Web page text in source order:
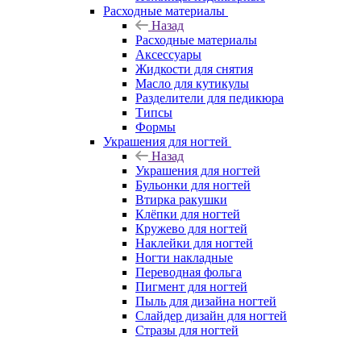
Расходные материалы
Назад
Расходные материалы
Аксессуары
Жидкости для снятия
Масло для кутикулы
Разделители для педикюра
Типсы
Формы
Украшения для ногтей
Назад
Украшения для ногтей
Бульонки для ногтей
Втирка ракушки
Клёпки для ногтей
Кружево для ногтей
Наклейки для ногтей
Ногти накладные
Переводная фольга
Пигмент для ногтей
Пыль для дизайна ногтей
Слайдер дизайн для ногтей
Стразы для ногтей